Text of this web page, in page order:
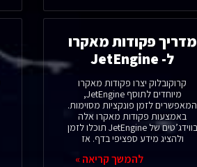
מדריך פקודות מאקרו
ל- JetEngine
קרוקובלוק יצרו פקודות מאקרו
מיוחדים לתוסף JetEngine,
המאפשרים לזמן פונקציות מסוימות.
באמצעות פקודות מאקרו אלה
בווידג’טים של JetEngine תוכלו לזמן
ולהציג מידע ספציפי בדף. אז
להמשך קריאה »